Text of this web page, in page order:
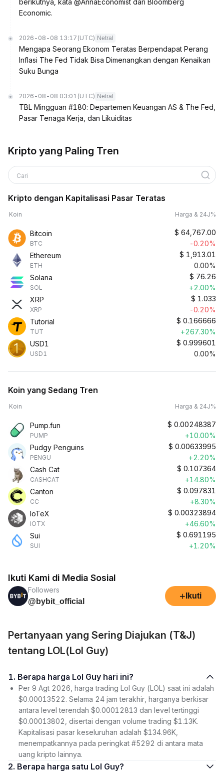
berikutnya, kata @AnnaEconomist dari Bloomberg
Economic.
2026-08-08 13:17 (UTC) Netral
Mengapa Seorang Ekonom Teratas Berpendapat Perang
Inflasi The Fed Tidak Bisa Dimenangkan dengan Kenaikan
Suku Bunga
2026-08-08 03:01 (UTC) Netral
TBL Mingguan #180: Departemen Keuangan AS & The Fed,
Pasar Tenaga Kerja, dan Likuiditas
Kripto yang Paling Tren
Cari
Kripto dengan Kapitalisasi Pasar Teratas
Koin Harga & 24J%
Bitcoin
BTC
$ 64,767.00
-0.20%
Ethereum
ETH
$ 1,913.01
0.00%
Solana
SOL
$ 76.26
+2.00%
XRP
XRP
$ 1.033
-0.20%
Tutorial
TUT
$ 0.166666
+267.30%
USD1
USD1
$ 0.999601
0.00%
Koin yang Sedang Tren
Koin Harga & 24J%
Pump.fun
PUMP
$ 0.00248387
+10.00%
Pudgy Penguins
PENGU
$ 0.00633995
+2.20%
Cash Cat
CASHCAT
$ 0.107364
+14.80%
Canton
CC
$ 0.097831
+8.30%
IoTeX
IOTX
$ 0.00323894
+46.60%
Sui
SUI
$ 0.691195
+1.20%
Ikuti Kami di Media Sosial
Followers
@bybit_official
+ Ikuti
Pertanyaan yang Sering Diajukan (T&J)
tentang LOL(Lol Guy)
1. Berapa harga Lol Guy hari ini?
Per 9 Agt 2026, harga trading Lol Guy (LOL) saat ini adalah
$0.00013522. Selama 24 jam terakhir, harganya berkisar
antara level terendah $0.00012813 dan level tertinggi
$0.00013802, disertai dengan volume trading $1.13K.
Kapitalisasi pasar keseluruhan adalah $134.96K,
menempatkannya pada peringkat #5292 di antara mata
uang kripto lainnya.
2. Berapa harga satu Lol Guy?